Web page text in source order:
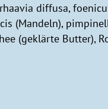
diffusa,
(Mandeln),
(geklärte Butter),